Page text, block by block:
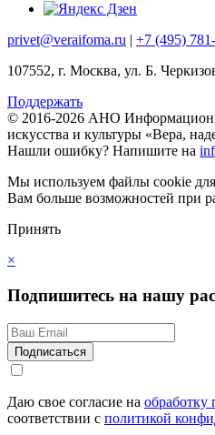
privet@veraifoma.ru +7 (495)
107552, г. Москва, ул. Б.
Поддержать
© 2016-2026 АНО
искусства и культуры «Вера,
Нашли ошибку? Напишите на
Мы используем файлы cookie
Вам больше возможностей при
Принять
×
Подпишитесь на нашу
Даю свое согласие на обработку
соответствии с политикой